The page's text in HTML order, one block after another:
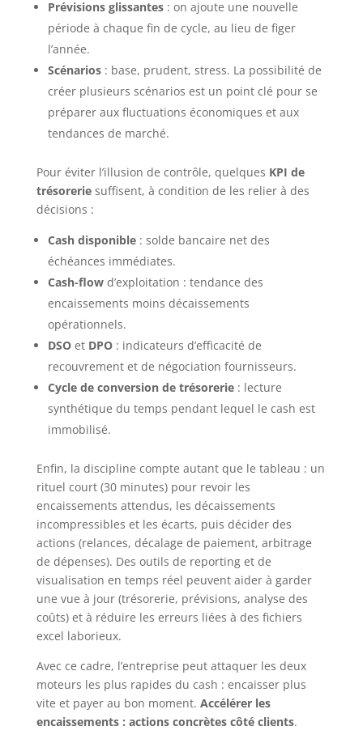
Prévisions glissantes: on ajoute une nouvelle
période à chaque fin de cycle, au lieu de figer
l’année.
Scénarios: base, prudent, stress. La possibilité de
créer plusieurs scénarios est un point clé pour se
préparer aux fluctuations économiques et aux
tendances de marché.
Pour éviter l’illusion de contrôle, quelques KPI de
trésoreriesuffisent, à condition de les relier à des
décisions :
Cash disponible: solde bancaire net des
échéances immédiates.
Cash-flowd’exploitation : tendance des
encaissements moins décaissements
opérationnels.
DSOet DPO: indicateurs d’efficacité de
recouvrement et de négociation fournisseurs.
Cycle de conversion de trésorerie: lecture
synthétique du temps pendant lequel le cash est
immobilisé.
Enfin, la discipline compte autant que le tableau : un
rituel court (30 minutes) pour revoir les
encaissements attendus, les décaissements
incompressibles et les écarts, puis décider des
actions (relances, décalage de paiement, arbitrage
de dépenses). Des outils de reporting et de
visualisation en temps réel peuvent aider à garder
une vue à jour (trésorerie, prévisions, analyse des
coûts) et à réduire les erreurs liées à des fichiers
excel laborieux.
Avec ce cadre, l’entreprise peut attaquer les deux
moteurs les plus rapides du cash : encaisser plus
vite et payer au bon moment. Accélérer les
encaissements : actions concrètes côté clients.